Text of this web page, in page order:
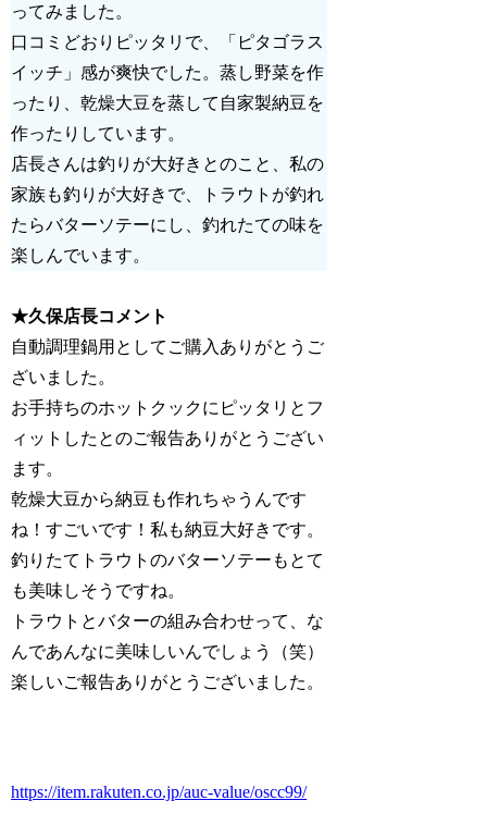
ってみました。
口コミどおりピッタリで、「ピタゴラス
イッチ」感が爽快でした。蒸し野菜を作
ったり、乾燥大豆を蒸して自家製納豆を
作ったりしています。
店長さんは釣りが大好きとのこと、私の
家族も釣りが大好きで、トラウトが釣れ
たらバターソテーにし、釣れたての味を
楽しんでいます。
★久保店長コメント
自動調理鍋用としてご購入ありがとうご
ざいました。
お手持ちのホットクックにピッタリとフ
ィットしたとのご報告ありがとうござい
ます。
乾燥大豆から納豆も作れちゃうんです
ね！すごいです！私も納豆大好きです。
釣りたてトラウトのバターソテーもとて
も美味しそうですね。
トラウトとバターの組み合わせって、な
んであんなに美味しいんでしょう（笑）
楽しいご報告ありがとうございました。
https://item.rakuten.co.jp/auc-value/oscc99/